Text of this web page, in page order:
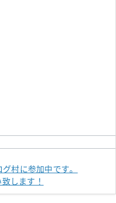
村に参加中です。
します！